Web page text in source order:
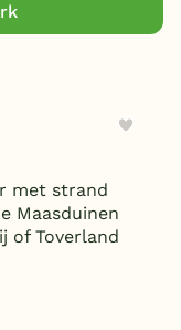
met strand
Maasduinen
of Toverland